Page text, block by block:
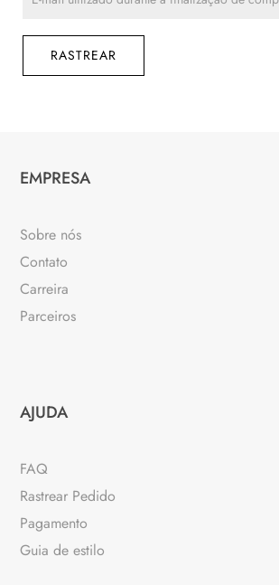
RASTREAR
EMPRESA
Sobre nós
Contato
Carreira
Parceiros
AJUDA
FAQ
Rastrear Pedido
Pagamento
Guia de estilo